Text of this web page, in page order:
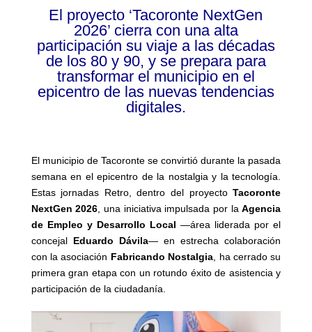
El proyecto ‘Tacoronte NextGen
2026’ cierra con una alta
participación su viaje a las décadas
de los 80 y 90, y se prepara para
transformar el municipio en el
epicentro de las nuevas tendencias
digitales.
El municipio de Tacoronte se convirtió durante la pasada
semana en el epicentro de la nostalgia y la tecnología.
Estas jornadas Retro, dentro del proyectoTacoronte
NextGen 2026 , una iniciativa impulsada por laAgencia
de Empleo y Desarrollo Local —área liderada por el
concejal Eduardo Dávila— en estrecha colaboración
con la asociación Fabricando Nostalgia , ha cerrado su
primera gran etapa con un rotundo éxito de asistencia y
participación de la ciudadanía.